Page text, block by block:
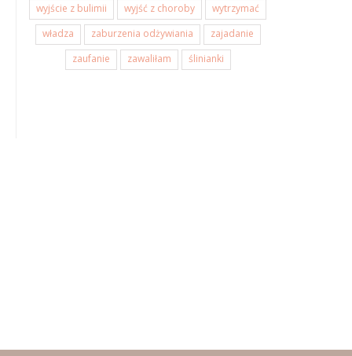
wyjście z bulimii
wyjść z choroby
wytrzymać
władza
zaburzenia odżywiania
zajadanie
zaufanie
zawaliłam ślinianki